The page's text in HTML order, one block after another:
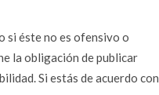
si éste no es ofensivo o
la obligación de publicar
Si estás de acuerdo con